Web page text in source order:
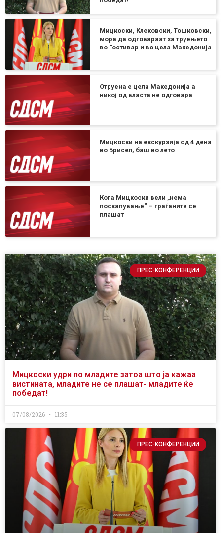
Мицкоски, Клековски, Тошковски,
мора да одговараат за труењето
во Гостивар и во цела Македонија
Отруена е цела Македонија а
никој од власта не одговара
Мицкоски на екскурзија од 4 дена
во Брисел, баш во лето
Кога Мицкоски вели „нема
поскапување“ – граѓаните се
плашат
ПРЕС-КОНФЕРЕНЦИИ
Мицкоски удри по младите затоа што ја кажаа
вистината, младите не се плашат- младите ќе
победат!
07/08/2026 11:35
ПРЕС-КОНФЕРЕНЦИИ